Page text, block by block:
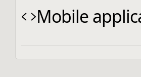
Mobile